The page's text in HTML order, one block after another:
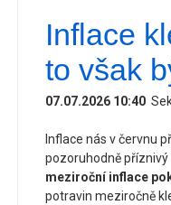
Inflace
to však
07.07.2026 10:40
Inflace nás v červnu
pozoruhodně příznivý
meziroční inflace
potravin meziročně